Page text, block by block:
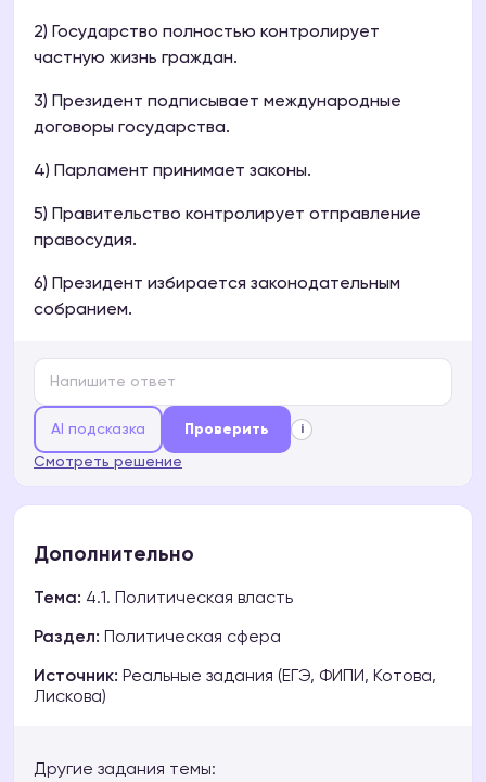
2) Государство полностью контролирует
частную жизнь граждан.
3) Президент подписывает международные
договоры государства.
4) Парламент принимает законы.
5) Правительство контролирует отправление
правосудия.
6) Президент избирается законодательным
собранием.
AI подсказка Проверить i
Смотреть решение
Дополнительно
Тема: 4.1. Политическая власть
Раздел: Политическая сфера
Источник: Реальные задания (ЕГЭ, ФИПИ, Котова,
Лискова)
Другие задания темы: